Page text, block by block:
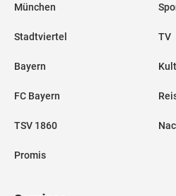
München
Stadtviertel
Bayern
FC Bayern
TSV 1860
Promis
TV